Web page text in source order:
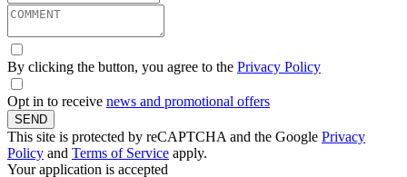
By clicking the button, you agree to the Privacy Policy
Opt in to receive news and promotional offers
SEND
This site is protected by reCAPTCHA and the Google Privacy
Policy and Terms of Service apply.
Your application is accepted